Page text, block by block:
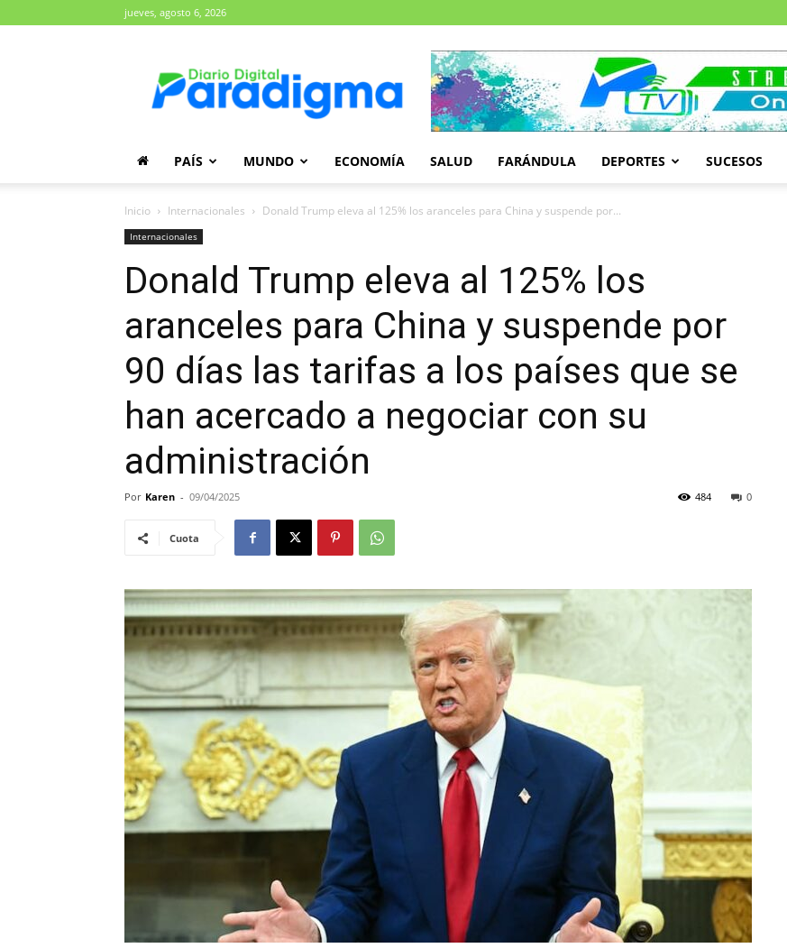
jueves, agosto 6, 2026
Paradigma
PAÍS MUNDO ECONOMÍA SALUD FARÁNDULA DEPORTES SUCESOS
Inicio Internacionales Donald Trump eleva al 125% los aranceles para China y suspende por...
Internacionales
Donald Trump eleva al 125% los
aranceles para China y suspende por
90 días las tarifas a los países que se
han acercado a negociar con su
administración
Por Karen - 09/04/2025 0
484
Cuota